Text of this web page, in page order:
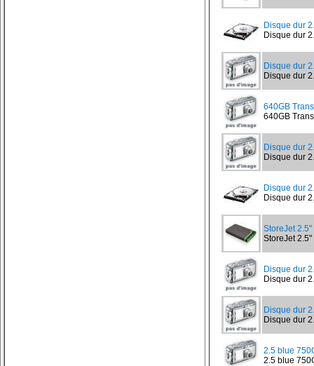
Disque dur
Disque dur
Disque dur
Disque dur
640GB
640GB
Disque dur
Disque dur
Disque dur
Disque dur
StoreJet
StoreJet
Disque dur
Disque dur
Disque dur
Disque dur
2.5 blue
2.5 blue